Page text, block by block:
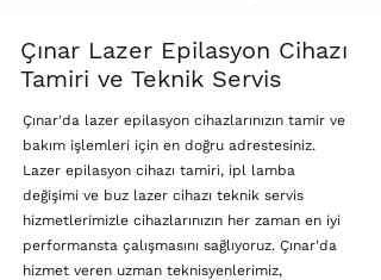
Çınar Lazer Epilasyon Cihazı
Tamiri ve Teknik Servis
Çınar'da lazer epilasyon cihazlarınızın tamir ve
bakım işlemleri için en doğru adrestesiniz.
Lazer epilasyon cihazı tamiri, ipl lamba
değişimi ve buz lazer cihazı teknik servis
hizmetlerimizle cihazlarınızın her zaman en iyi
performansta çalışmasını sağlıyoruz. Çınar'da
hizmet veren uzman teknisyenlerimiz,